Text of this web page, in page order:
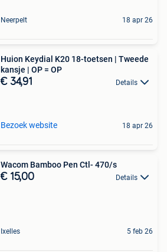
Neerpelt 18 apr 26
Huion Keydial K20 18-toetsen | Tweede
kansje | OP = OP
€ 34,91 Details
Bezoek website 18 apr 26
Wacom Bamboo Pen Ctl- 470/s
€ 15,00 Details
Ixelles 5 feb 26